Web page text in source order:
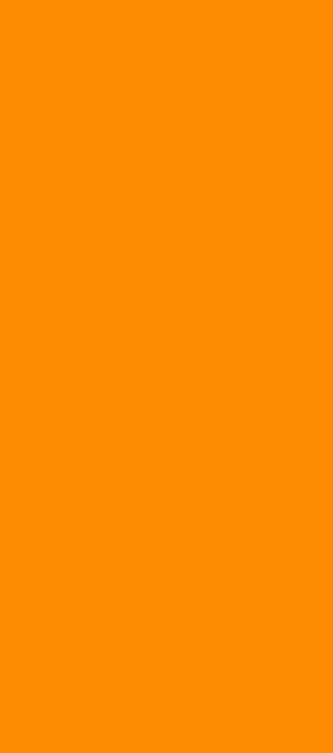
à vos questions.
de l’impôt sur le revenu et aux
représentent 17,2 %.